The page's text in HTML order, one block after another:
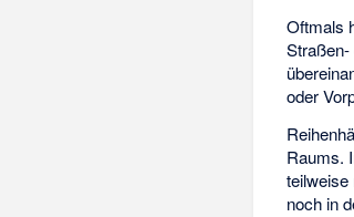
Oftmals
Straßen-
oder
Raums.
teilweise
noch in